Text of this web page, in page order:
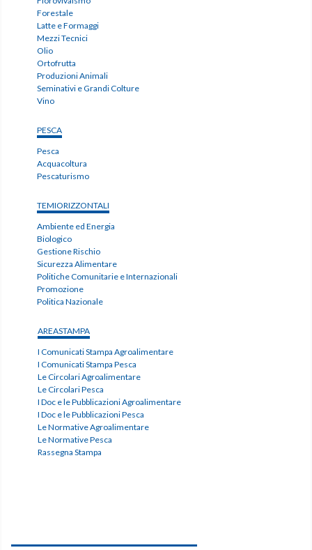
Forestale
Latte e Formaggi
Mezzi Tecnici
Olio
Ortofrutta
Produzioni Animali
Seminativi e Grandi Colture
Vino
PESCA
Pesca
Acquacoltura
Pescaturismo
TEMIORIZZONTALI
Ambiente ed Energia
Biologico
Gestione Rischio
Sicurezza Alimentare
Politiche Comunitarie e Internazionali
Promozione
Politica Nazionale
AREASTAMPA
I Comunicati Stampa Agroalimentare
I Comunicati Stampa Pesca
Le Circolari Agroalimentare
Le Circolari Pesca
I Doc e le Pubblicazioni Agroalimentare
I Doc e le Pubblicazioni Pesca
Le Normative Agroalimentare
Le Normative Pesca
Rassegna Stampa